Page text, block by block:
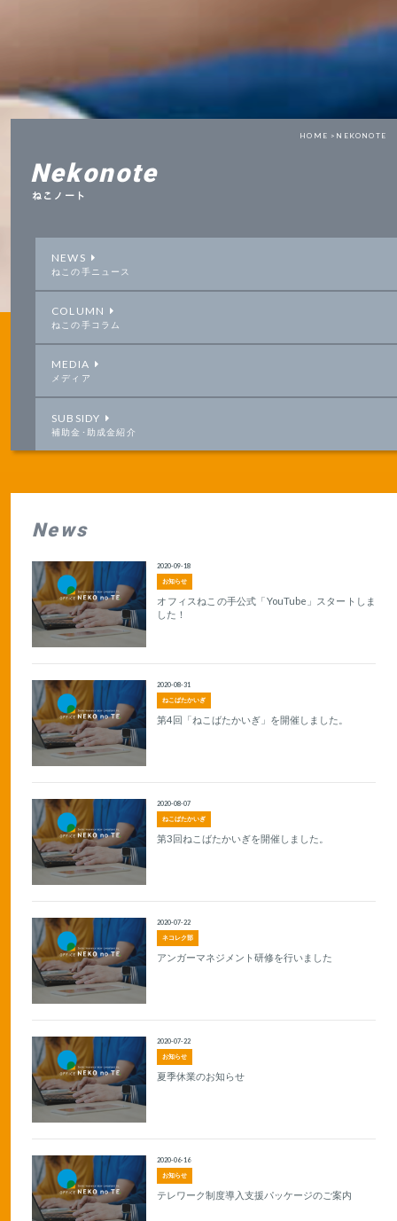
HOME > NEKONOTE
Nekonote
ねこノート
NEWS
ねこの手ニュース
COLUMN
ねこの手コラム
MEDIA
メディア
SUBSIDY
補助金･助成金紹介
News
お知らせ
2020-09-18
オフィスねこの手公式「YouTube」スタートしま
した！
ねこばたかいぎ
2020-08-31
第4回「ねこばたかいぎ」を開催しました。
ねこばたかいぎ
2020-08-07
第3回ねこばたかいぎを開催しました。
ネコレク部
2020-07-22
アンガーマネジメント研修を行いました
お知らせ
2020-07-22
夏季休業のお知らせ
お知らせ
2020-06-16
テレワーク制度導入支援パッケージのご案内